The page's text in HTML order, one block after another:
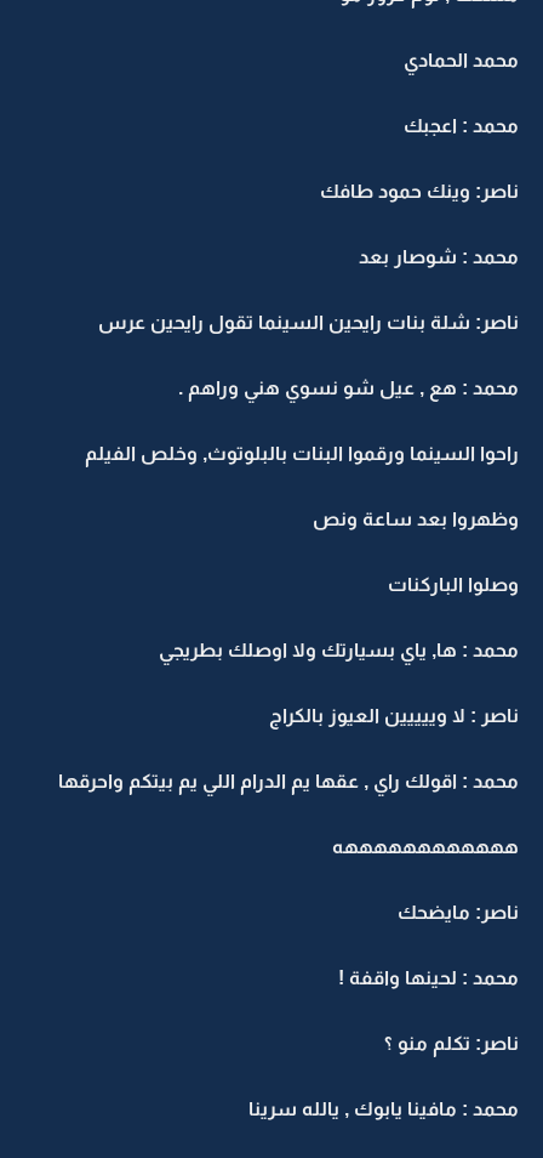
محمد الحمادي
محمد : اعجبك
ناصر: وينك حمود طافك
محمد : شوصار بعد
ناصر: شلة بنات رايحين السينما تقول رايحين عرس
محمد : هع , عيل شو نسوي هني وراهم .
راحوا السينما ورقموا البنات بالبلوتوث, وخلص الفيلم
وظهروا بعد ساعة ونص
وصلوا الباركنات
محمد : ها, ياي بسيارتك ولا اوصلك بطريجي
ناصر : لا وييييين العيوز بالكراج
محمد : اقولك راي , عقها يم الدرام اللي يم بيتكم واحرقها
ههههههههههههه
ناصر: مايضحك
محمد : لحينها واقفة !
ناصر: تكلم منو ؟
محمد : مافينا يابوك , يالله سرينا